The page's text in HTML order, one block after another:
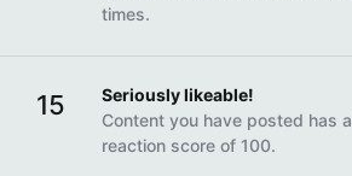
times.
15
Seriously likeable!
Content you have posted has
reaction score of 100.